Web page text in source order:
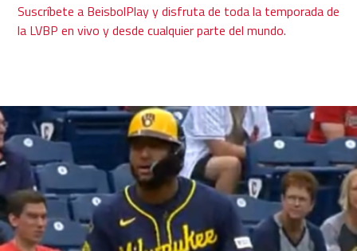
Suscríbete a BeisbolPlay y disfruta de toda la temporada de
la LVBP en vivo y desde cualquier parte del mundo.